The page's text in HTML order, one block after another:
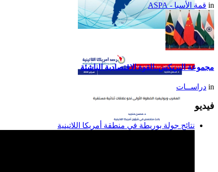
تقرير أمريكا اللاتينية لسنة
2014
in قمة الأسبا - ASPA
مجموعة البريكس..القوة الاقتصادية الناشئة
in دراســات
فيديو
نتائج جولة بوريطة في منطقة أمريكا اللاتينية